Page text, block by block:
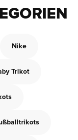
Nike
Trikot